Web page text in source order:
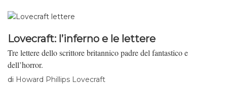
Lovecraft: l’inferno e le lettere
Tre lettere dello scrittore britannico padre del fantastico e
dell’horror.
di Howard Phillips Lovecraft